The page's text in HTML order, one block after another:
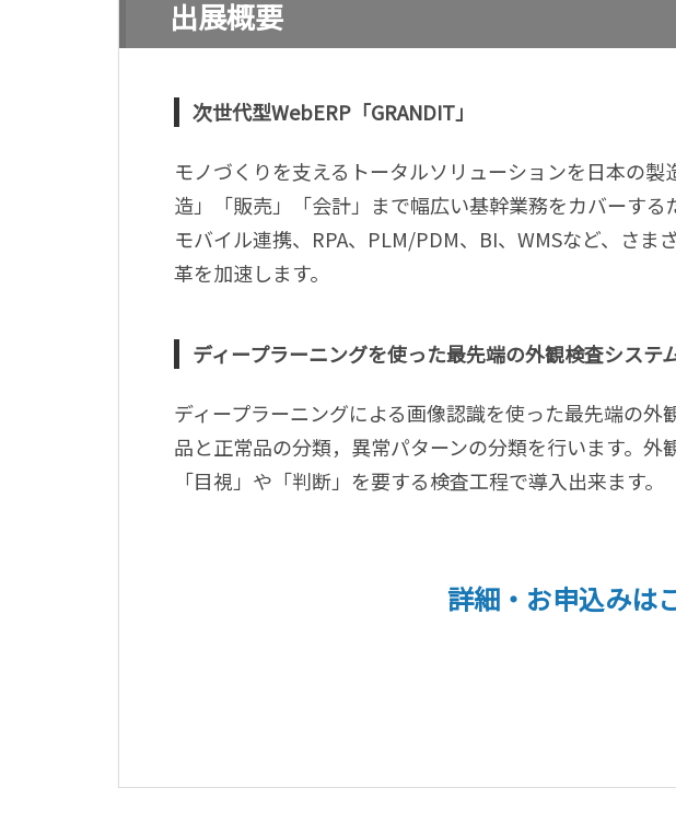
出展概要
次世代型WebERP「GRANDIT」
モノづくりを支えるトータルソリューションを日本の
造」「販売」「会計」まで幅広い基幹業務をカバーする
モバイル連携、RPA、PLM/PDM、BI、WMSなど、さま
革を加速します。
ディープラーニングを使った最先端の外観検査システム
ディープラーニングによる画像認識を使った最先端の外
品と正常品の分類，異常パターンの分類を行います。
「目視」や「判断」を要する検査工程で導入出来ます。
詳細・お申込みは